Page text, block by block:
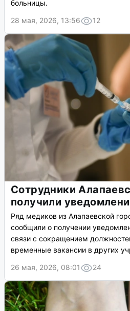
больницы.
28 мая, 2026, 13:56
12
Сотрудники
получили
Ряд медиков из Алапаевской
сообщили о получении
связи с сокращением
временные вакансии в других
26 мая, 2026, 08:01
24